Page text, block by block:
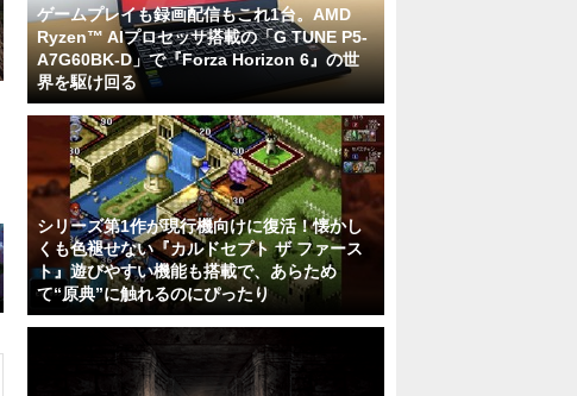
ゲームプレイも録画配信もこれ1台。AMD
Ryzen™ AIプロセッサ搭載の「G TUNE P5-
A7G60BK-D」で『Forza Horizon 6』の世
界を駆け回る
シリーズ第1作が現行機向けに復活！懐かし
くも色褪せない『カルドセプト ザ ファース
ト』遊びやすい機能も搭載で、あらため
て“原典”に触れるのにぴったり